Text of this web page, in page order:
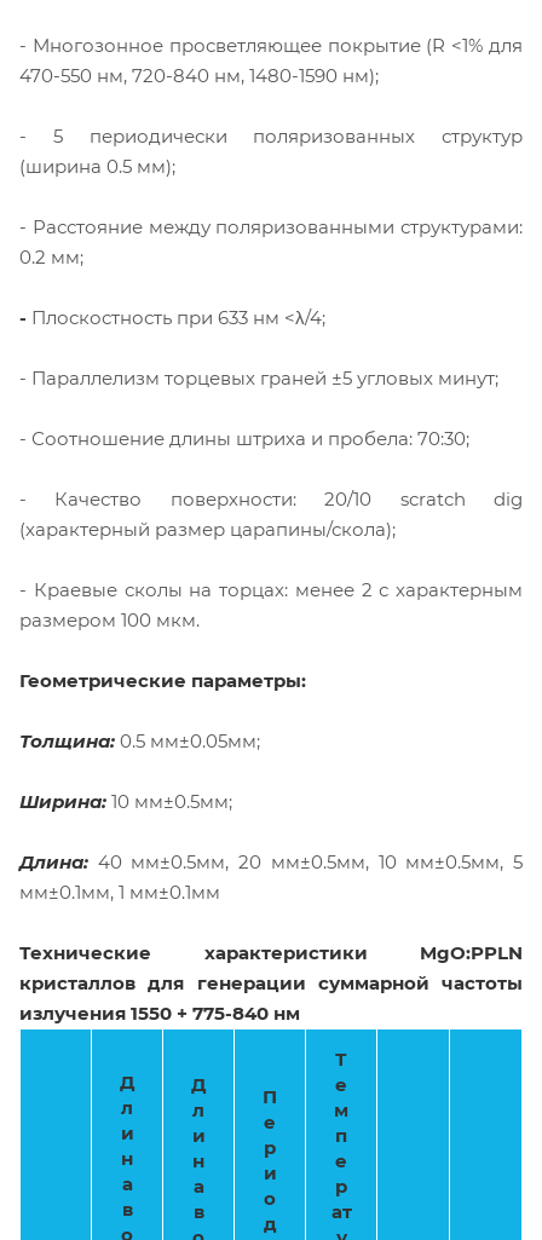
- Многозонное просветляющее покрытие (R <1% для
470-550 нм, 720-840 нм, 1480-1590 нм);
- 5 периодически поляризованных структур
(ширина 0.5 мм);
- Расстояние между поляризованными структурами:
0.2 мм;
- Плоскостность при 633 нм <λ/4;
- Параллелизм торцевых граней ±5 угловых минут;
- Соотношение длины штриха и пробела: 70:30;
- Качество поверхности: 20/10 scratch dig
(характерный размер царапины/скола);
- Краевые сколы на торцах: менее 2 с характерным
размером 100 мкм.
Геометрические параметры:
Толщина: 0.5 мм±0.05мм;
Ширина: 10 мм±0.5мм;
Длина: 40 мм±0.5мм, 20 мм±0.5мм, 10 мм±0.5мм, 5
мм±0.1мм, 1 мм±0.1мм
Технические характеристики MgO:PPLN
кристаллов для генерации суммарной частоты
излучения 1550 + 775-840 нм
Д
л
и
н
а
в
о
Д
л
и
н
а
в
П
е
р
и
о
д
Т
е
м
п
е
р
ат